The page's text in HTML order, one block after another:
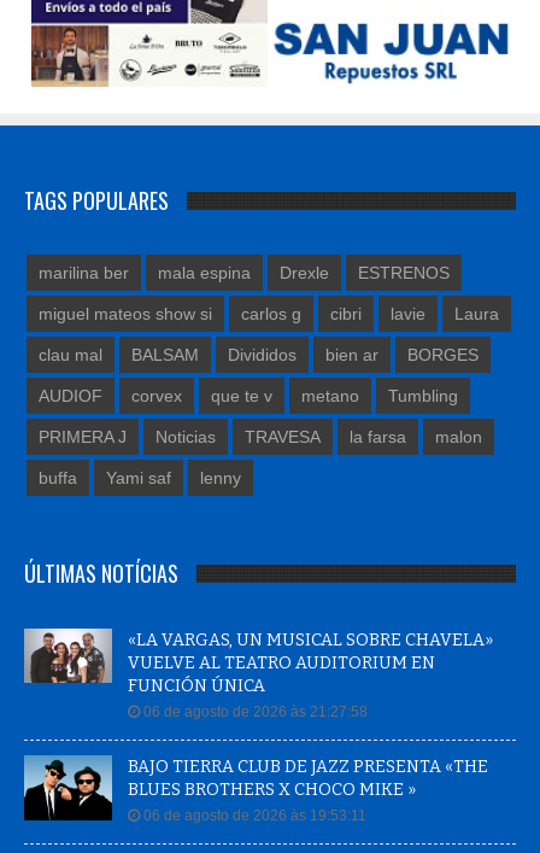
TAGS POPULARES
marilina ber mala espina Drexle ESTRENOS
miguel mateos show si carlos g cibri lavie Laura
clau mal BALSAM Divididos bien ar BORGES
AUDIOF corvex que te v metano Tumbling
PRIMERA J Noticias TRAVESA la farsa malon
buffa Yami saf lenny
ÚLTIMAS NOTÍCIAS
«LA VARGAS, UN MUSICAL SOBRE CHAVELA»
VUELVE AL TEATRO AUDITORIUM EN
FUNCIÓN ÚNICA
06 de agosto de 2026 às 21:27:58
BAJO TIERRA CLUB DE JAZZ PRESENTA «THE
BLUES BROTHERS X CHOCO MIKE »
06 de agosto de 2026 às 19:53:11